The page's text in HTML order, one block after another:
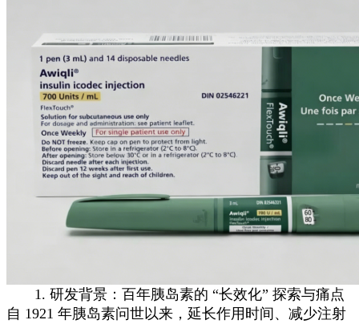
1. 研发背景：百年胰岛素的 “长效化” 探索与痛点
自 1921 年胰岛素问世以来，延长作用时间、减少注射